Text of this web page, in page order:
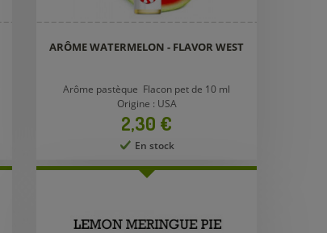
ARÔME WATERMELON - FLAVOR WEST
Arôme pastèque Flacon pet de 10 ml
Origine : USA
Prix
2,30 €
En stock